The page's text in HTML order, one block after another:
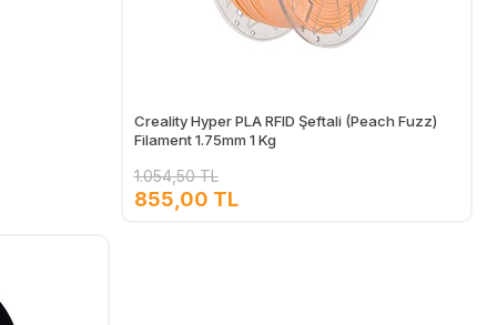
Creality Hyper PLA RFID Şeftali (Peach Fuzz)
Filament 1.75mm 1 Kg
1.054,50 TL
855,00 TL